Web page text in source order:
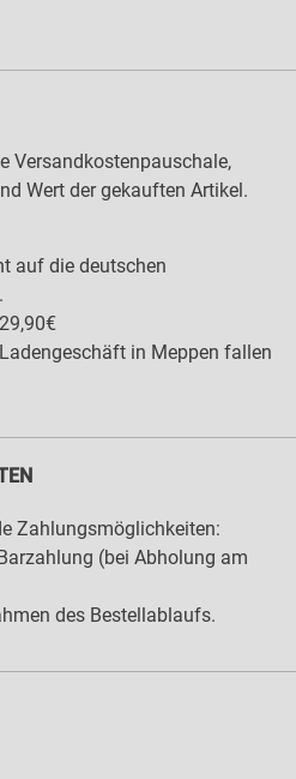
Versandkostenpauschale,
Wert der gekauften Artikel.
auf die deutschen
in Meppen fallen
Zahlungsmöglichkeiten:
(bei Abholung am
des Bestellablaufs.